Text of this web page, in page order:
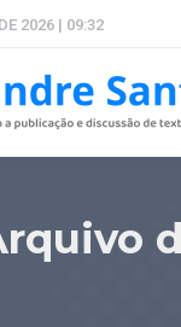
2026 | 09:32